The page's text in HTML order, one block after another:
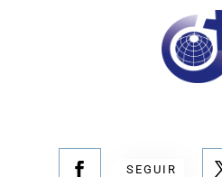
SEGUIR